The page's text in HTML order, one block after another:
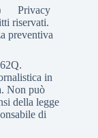
Privacy
riservati.
preventiva
in
Non può
della legge
di